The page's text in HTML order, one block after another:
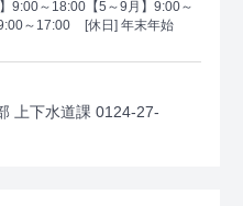
9:00～18:00【5～9月】9:00～
～17:00
[休日] 年末年始
上下水道課 0124-27-